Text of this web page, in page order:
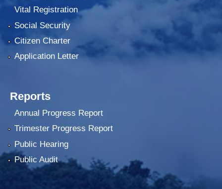
Vital Registration
Social Security
Citizen Charter
Application Letter
Reports
Annual Progress Report
Trimester Progress Report
Public Hearing
Public Audit